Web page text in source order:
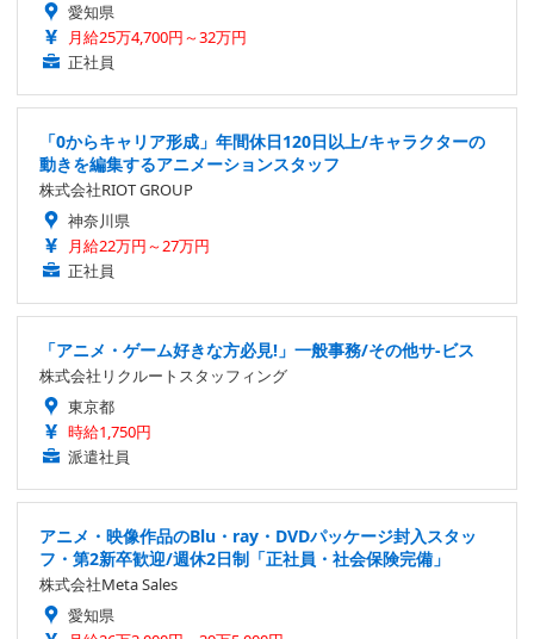
愛知県
月給25万4,700円～32万円
正社員
「0からキャリア形成」年間休日120日以上/キャラクターの
動きを編集するアニメーションスタッフ
株式会社RIOT GROUP
神奈川県
月給22万円～27万円
正社員
「アニメ・ゲーム好きな方必見!」一般事務/その他サ-ビス
株式会社リクルートスタッフィング
東京都
時給1,750円
派遣社員
アニメ・映像作品のBlu・ray・DVDパッケージ封入スタッ
フ・第2新卒歓迎/週休2日制「正社員・社会保険完備」
株式会社Meta Sales
愛知県